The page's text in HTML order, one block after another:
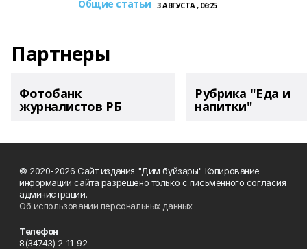
Общие статьи 3 АВГУСТА , 06:25
Партнеры
Фотобанк
журналистов РБ
Рубрика "Еда и
напитки"
© 2020-2026 Сайт издания "Дим буйзары" Копирование
информации сайта разрешено только с письменного согласия
администрации.
Об использовании персональных данных
Телефон
8(34743) 2-11-92